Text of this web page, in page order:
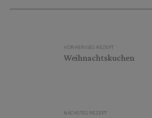
VORHERIGES REZEPT
Weihnachtskuchen
NÄCHSTES REZEPT